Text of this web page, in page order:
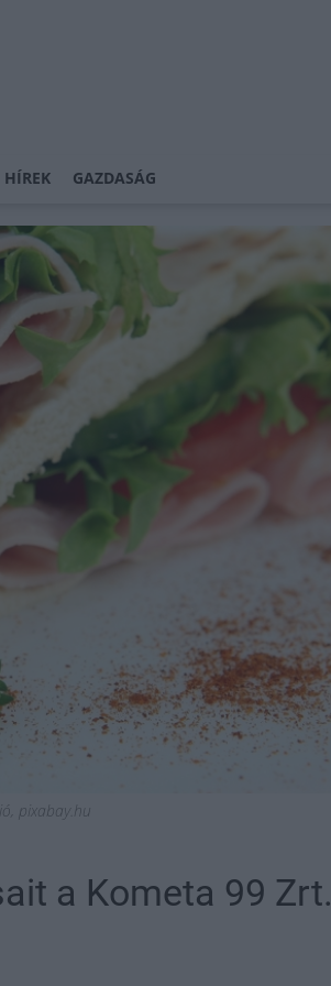
HÍREK GAZDASÁG
pixabay.hu
a Kometa 99 Zrt.